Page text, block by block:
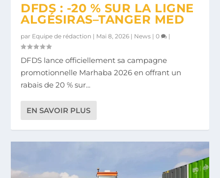
DFDS : -20 % SUR LA LIGNE
ALGÉSIRAS–TANGER MED
par Equipe de rédaction | Mai 8, 2026 | News |0 |
DFDS lance officiellement sa campagne
promotionnelle Marhaba 2026 en offrant un
rabais de 20 % sur...
EN SAVOIR PLUS